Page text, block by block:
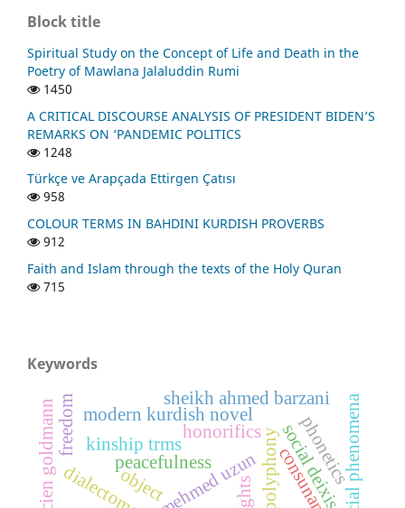
Block title
Spiritual Study on the Concept of Life and Death in the
Poetry of Mawlana Jalaluddin Rumi
1450
A CRITICAL DISCOURSE ANALYSIS OF PRESIDENT BIDEN’S
REMARKS ON ‘PANDEMIC POLITICS
1248
Türkçe ve Arapçada Ettirgen Çatısı
958
COLOUR TERMS IN BAHDINI KURDISH PROVERBS
912
Faith and Islam through the texts of the Holy Quran
715
Keywords
mehmed uzunpolyphony
kinship trms
honorifics social deixissocial phenomena
lucien goldmann consunant
modern kurdish novel
sheikh ahmed barzani
peacefulness
freedom
rights
phonetics
object